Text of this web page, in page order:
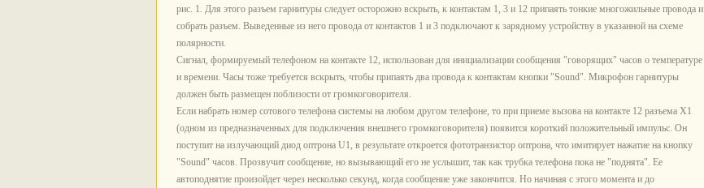
рис. 1. Для этого разъем гарнитуры следует осторожно вскрыть, к контактам 1, 3 и 12 припаять тонкие многожильные провода и
собрать разъем. Выведенные из него провода от контактов 1 и 3 подключают к зарядному устройству в указанной на схеме
полярности.
Сигнал, формируемый телефоном на контакте 12, использован для инициализации сообщения "говорящих" часов о температуре
и времени. Часы тоже требуется вскрыть, чтобы припаять два провода к контактам кнопки "Sound". Микрофон гарнитуры
должен быть размещен поблизости от громкоговорителя.
Если набрать номер сотового телефона системы на любом другом телефоне, то при приеме вызова на контакте 12 разъема Х1
(одном из предназначенных для подключения внешнего громкоговорителя) появится короткий положительный импульс. Он
поступит на излучающий диод оптрона U1, в результате откроется фототранзистор оптрона, что имитирует нажатие на кнопку
"Sound" часов. Прозвучит сообщение, но вызывающий его не услышит, так как трубка телефона пока не "поднята". Ее
автоподнятие произойдет через несколько секунд, когда сообщение уже закончится. Но начиная с этого момента и до